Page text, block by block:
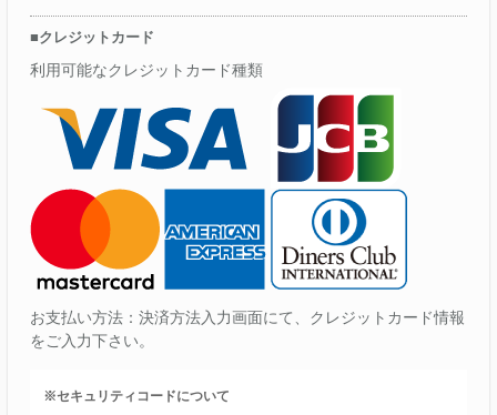
■クレジットカード
利用可能なクレジットカード種類
お支払い方法：決済方法入力画面にて、クレジットカード情報
をご入力下さい。
※セキュリティコードについて